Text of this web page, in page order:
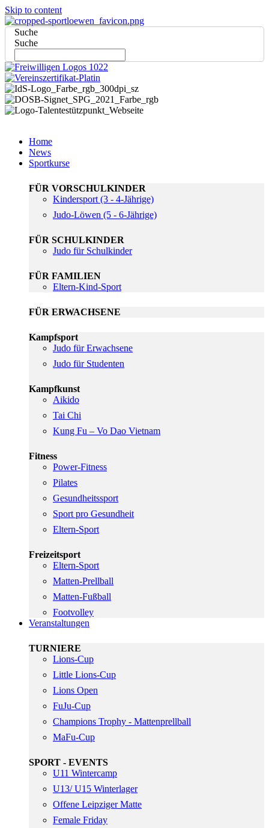
Skip to content
Suche
Suche
Home
News
Sportkurse
FÜR VORSCHULKINDER
Kindersport (3 - 4-Jährige)
Judo-Löwen (5 - 6-Jährige)
FÜR SCHULKINDER
Judo für Schulkinder
FÜR FAMILIEN
Eltern-Kind-Sport
FÜR ERWACHSENE
Kampfsport
Judo für Erwachsene
Judo für Studenten
Kampfkunst
Aikido
Tai Chi
Kung Fu – Vo Dao Vietnam
Fitness
Power-Fitness
Pilates
Gesundheitssport
Sport pro Gesundheit
Eltern-Sport
Freizeitsport
Eltern-Sport
Matten-Prellball
Matten-Fußball
Footvolley
Veranstaltungen
TURNIERE
Lions-Cup
Little Lions-Cup
Lions Open
FuJu-Cup
Champions Trophy - Mattenprellball
MaFu-Cup
SPORT - EVENTS
U11 Wintercamp
U13/ U15 Winterlager
Offene Leipziger Matte
Female Friday